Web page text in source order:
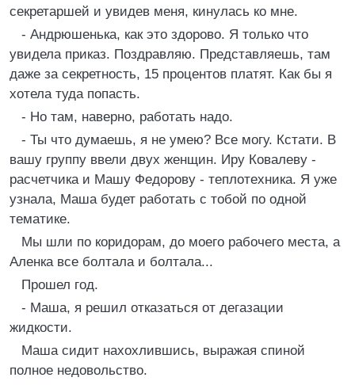
секретаршей и увидев меня, кинулась ко мне.
- Андрюшенька, как это здорово. Я только что
увидела приказ. Поздравляю. Представляешь, там
даже за секретность, 15 процентов платят. Как бы я
хотела туда попасть.
- Но там, наверно, работать надо.
- Ты что думаешь, я не умею? Все могу. Кстати. В
вашу группу ввели двух женщин. Иру Ковалеву -
расчетчика и Машу Федорову - теплотехника. Я уже
узнала, Маша будет работать с тобой по одной
тематике.
Мы шли по коридорам, до моего рабочего места, а
Аленка все болтала и болтала...
Прошел год.
- Маша, я решил отказаться от дегазации
жидкости.
Маша сидит нахохлившись, выражая спиной
полное недовольство.